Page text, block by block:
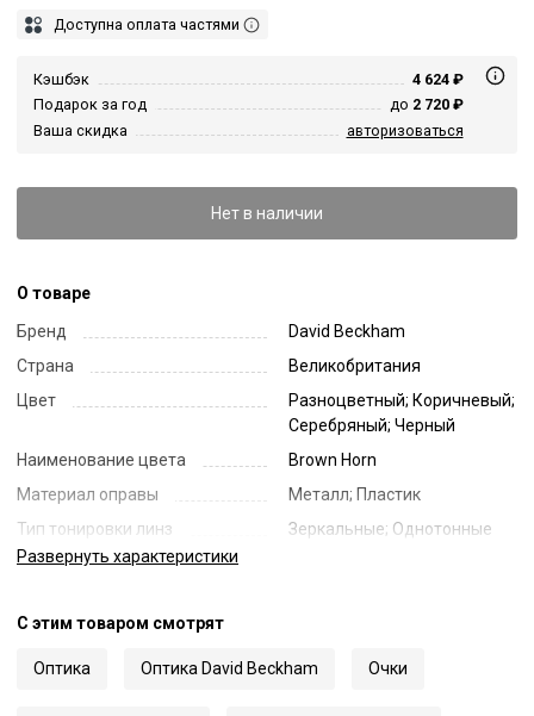
Доступна оплата частями
Кэшбэк
4 624 ₽
Подарок за год
до 2 720 ₽
Ваша скидка
авторизоваться
Нет в наличии
О товаре
Бренд
David Beckham
Страна
Великобритания
Цвет
Разноцветный; Коричневый;
Серебряный; Черный
Наименование цвета
Brown Horn
Материал оправы
Металл; Пластик
Тип тонировки линз
Зеркальные; Однотонные
Цвет линз
Диаметр линзы
Ширина переносицы
21
Развернуть характеристики
С этим товаром смотрят
Оптика Оптика David Beckham Очки